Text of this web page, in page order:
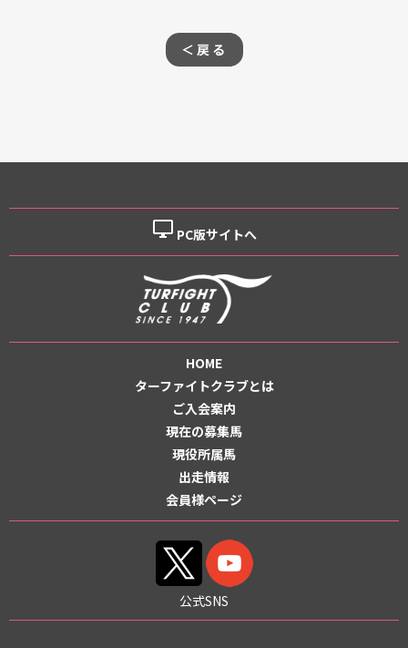
＜戻る
desktop_windows PC版サイトへ
HOME
ターファイトクラブとは
ご入会案内
現在の募集馬
現役所属馬
出走情報
会員様ページ
公式SNS